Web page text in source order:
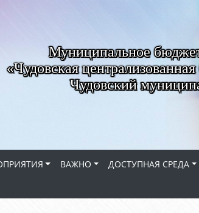
Муниципальное
«Чудовская
Чудовский
ВАЖНО ДОСТУПНАЯ СРЕДА